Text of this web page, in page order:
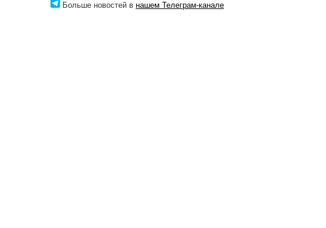
Больше новостей в нашем Телеграм-канале